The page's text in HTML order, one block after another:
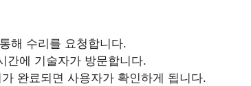
해 수리를 요청합니다.
간에 기술자가 방문합니다.
완료되면 사용자가 확인하게 됩니다.